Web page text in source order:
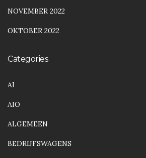
NOVEMBER 2022
OKTOBER 2022
Categories
AI
AIO
ALGEMEEN
BEDRIJFSWAGENS